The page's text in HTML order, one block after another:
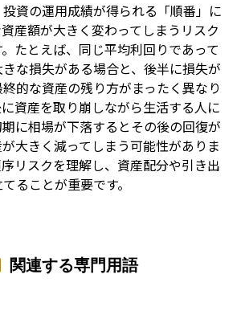
資の運用成績が得られる「順番」に
産額が大きく変わってしまうリスク
たとえば、同じ平均利回りであって
な損失がある場合と、後半に損失が
的な資産の残り方がまったく異なり
資産を取り崩しながら生活する人に
に相場が下落するとその後の回復が
大きく減ってしまう可能性がありま
リスクを理解し、資産配分や引き出
ることが重要です。
関連する専門用語